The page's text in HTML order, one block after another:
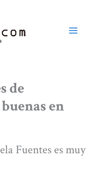
de
en
Fuentes es muy